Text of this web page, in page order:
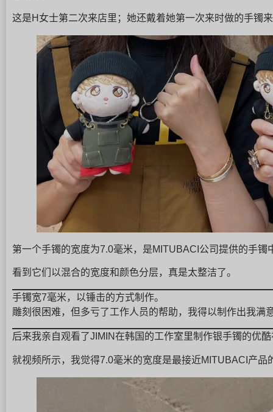
这是H女士第二次来店里；她还戴着她第一次来时做的手镯
第一个手镯的宽度为7.0毫米，是MITUBACI公司提供的手镯
看到它们以混合的宽度和颜色分层，真是太整洁了。
手镯宽7毫米，以锤击的方式制作。
雕刻很困难，但多亏了工作人员的帮助，我得以制作出我满
后来我亲自观看了JIMIN在韩国的工作室里制作银手镯的优
就视频所示，我觉得7.0毫米的宽度是最接近MITUBACI产品